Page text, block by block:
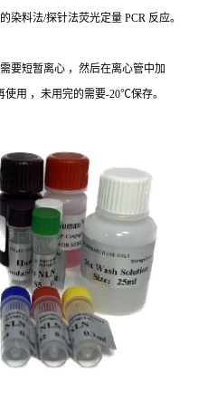
染料法/探针法荧光定量 PCR 反应。
要短暂离心 ，然后在离心管中加
用 ，未用完的需要-20℃保存。